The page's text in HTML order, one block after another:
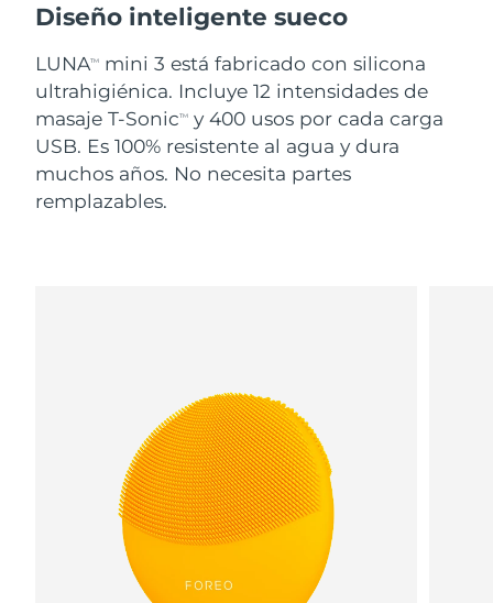
Diseño inteligente sueco
LUNATM
mini 3 está fabricado con silicona
ultrahigiénica. Incluye 12 intensidades de
masaje T-SonicTM
y 400 usos por cada carga
USB. Es 100% resistente al agua y dura
muchos años. No necesita partes
remplazables.